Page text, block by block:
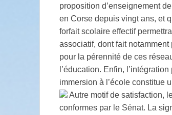
proposition d’enseignement
en Corse depuis vingt ans, et
forfait scolaire effectif
associatif, dont fait
pour la pérennité de ces
l’éducation. Enfin,
immersion à l’école constitue
Autre motif de satisfaction,
conformes par le Sénat. La